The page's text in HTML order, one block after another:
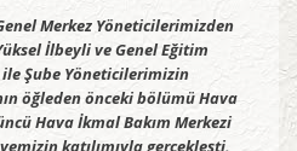
Merkez Yöneticilerimizden
İlbeyli ve Genel Eğitim
ile Şube Yöneticilerimizin
öğleden önceki bölümü Hava
Hava İkmal Bakım Merkezi
katılımıyla gerçekleşti.